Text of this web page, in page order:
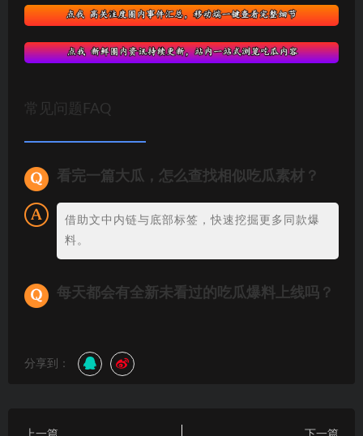
常见问题FAQ
看完一篇大瓜，怎么查找相似吃瓜素材？
借助文中内链与底部标签，快速挖掘更多同款爆
料。
每天都会有全新未看过的吃瓜爆料上线吗？
分享到：